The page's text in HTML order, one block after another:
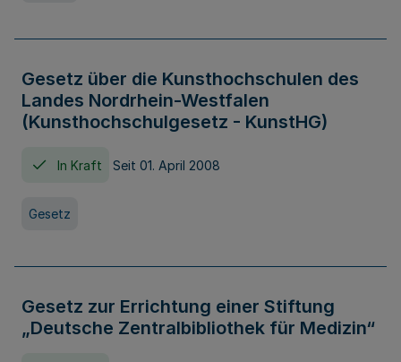
Gesetz über die Kunsthochschulen des
Landes Nordrhein-Westfalen
(Kunsthochschulgesetz - KunstHG)
In Kraft Seit 01. April 2008
Gesetz
Gesetz zur Errichtung einer Stiftung
„Deutsche Zentralbibliothek für Medizin“